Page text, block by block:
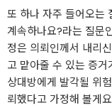
또 하나 자주 들어오는
계속하나요?라는 질문
정은 의뢰인께서 내리
고 맡아줄 수 있는 증
상대방에게 발각될 위
뢰했다고 가정해 볼게